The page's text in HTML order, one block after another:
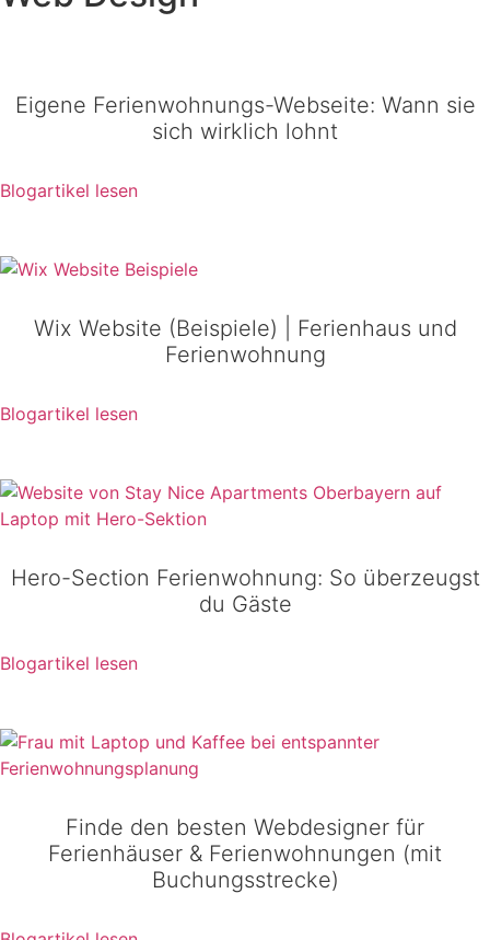
Eigene Ferienwohnungs-Webseite: Wann sie
sich wirklich lohnt
Blogartikel lesen
Wix Website (Beispiele) | Ferienhaus und
Ferienwohnung
Blogartikel lesen
Hero-Section Ferienwohnung: So überzeugst
du Gäste
Blogartikel lesen
Finde den besten Webdesigner für
Ferienhäuser & Ferienwohnungen (mit
Buchungsstrecke)